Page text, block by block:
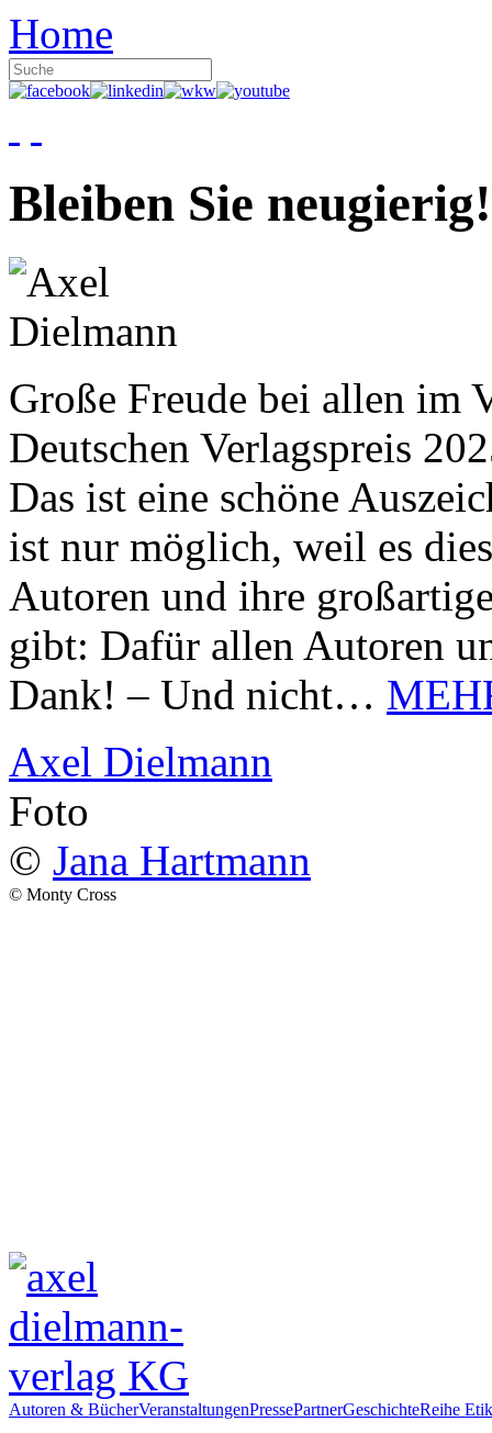
Home
Bleiben Sie neugierig!
Große Freude bei allen im
Deutschen Verlagspreis
Das ist eine schöne
ist nur möglich, weil es
Autoren und ihre
gibt: Dafür allen Autoren
Dank! – Und nicht…
Axel Dielmann
Foto
© Jana Hartmann
© Monty Cross
Autoren & BücherVeranstaltungenPressePartnerGeschichteReihe